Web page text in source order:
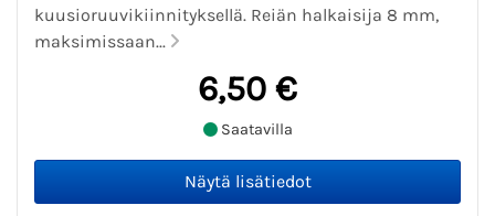
kuusioruuvikiinnityksellä. Reiän halkaisija 8 mm,
maksimissaan...
6,50 €
Saatavilla